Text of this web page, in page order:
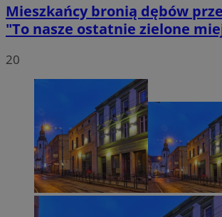
Mieszkańcy bronią dębów
"To nasze ostatnie zielone
20